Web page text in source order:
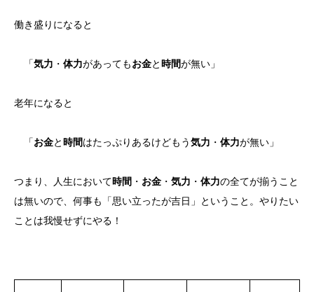
働き盛りになると
「気力 ・ 体力があってもお金と 時間が無い」
老年になると
「お金と 時間はたっぷりあるけどもう気力 ・ 体力が無い」
つまり、人生において時間 ・ お金 ・ 気力 ・ 体力の全てが揃うこと
は無いので、何事も「思い立ったが吉日」ということ。やりたい
ことは我慢せずにやる！